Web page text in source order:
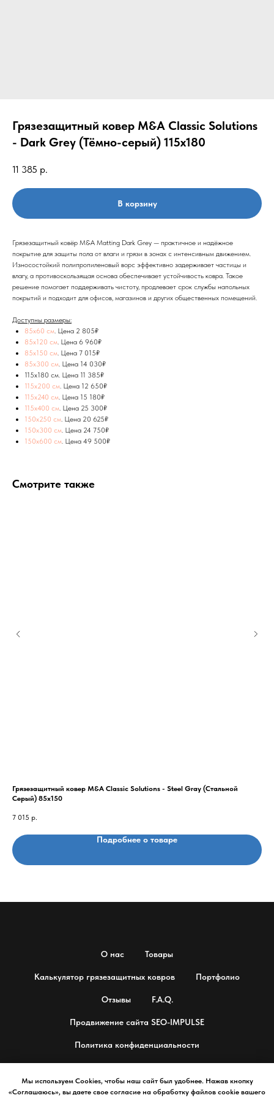
Мы используем Cookies, чтобы наш сайт был удобнее. Нажав кнопку
«Соглашаюсь», вы даете свое согласие на обработку файлов cookie вашего
Грязезащитный ковер M&A Classic Solutions
- Dark Grey (Тёмно-серый) 115x180
11 385 р.
В корзину
Грязезащитный ковёр M&A Matting Dark Grey — практичное и надёжное
покрытие для защиты пола от влаги и грязи в зонах с интенсивным движением.
Износостойкий полипропиленовый ворс эффективно задерживает частицы и
влагу, а противоскользящая основа обеспечивает устойчивость ковра. Такое
решение помогает поддерживать чистоту, продлевает срок службы напольных
покрытий и подходит для офисов, магазинов и других общественных помещений.
Доступны размеры:
85x60 см. Цена 2 805₽
85х120 см. Цена 6 960₽
85х150 см. Цена 7 015₽
85х300 см. Цена 14 030₽
115x180 см. Цена 11 385₽
115x200 см. Цена 12 650₽
115x240 см. Цена 15 180₽
115x400 см. Цена 25 300₽
150х250 см. Цена 20 625₽
150х300 см. Цена 24 750₽
150х600 см. Цена 49 500₽
Смотрите также
Грязезащитный ковер M&A Classic Solutions - Steel Gray (Стальной
Серый) 85x150
7 015 р.
Подробнее о товаре
О нас Товары
Калькулятор грязезащитных ковров Портфолио
Отзывы F.A.Q.
Продвижение сайта SEO-IMPULSE
Политика конфиденциальности